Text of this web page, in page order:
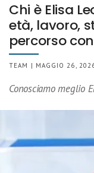
Chi è Elisa
età, lavoro,
percorso
TEAM | MAGGIO 26,
Conosciamo meglio